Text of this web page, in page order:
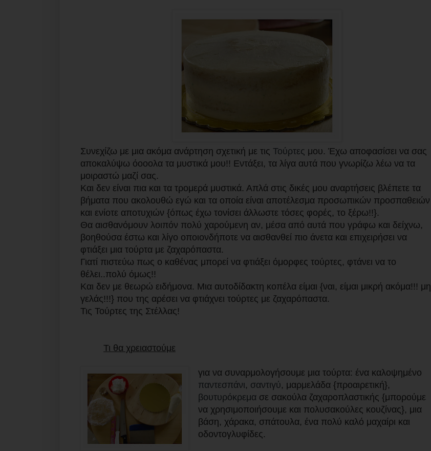
Συνεχίζω με μια ακόμα ανάρτηση σχετική με τις Τούρτες μου. Έχω αποφασίσει να σας
αποκαλύψω όοοολα τα μυστικά μου!! Εντάξει, τα λίγα αυτά που γνωρίζω λέω να τα
μοιραστώ μαζί σας.
Και δεν είναι πια και τα τρομερά μυστικά. Απλά στις δικές μου αναρτήσεις βλέπετε τα
βήματα που ακολουθώ εγώ και τα οποία είναι αποτέλεσμα προσωπικών προσπαθειών
και ενίοτε αποτυχιών {όπως έχω τονίσει άλλωστε τόσες φορές, το ξέρω!!}.
Θα αισθανόμουν λοιπόν πολύ χαρούμενη αν, μέσα από αυτά που γράφω και δείχνω,
βοηθούσα έστω και λίγο οποιονδήποτε να αισθανθεί πιο άνετα και επιχειρήσει να
φτιάξει μια τούρτα με ζαχαρόπαστα.
Γιατί πιστεύω πως ο καθένας μπορεί να φτιάξει όμορφες τούρτες, φτάνει να το
θέλει..πολύ όμως!!
Και δεν με θεωρώ ειδήμονα. Μια αυτοδίδακτη κοπέλα είμαι {ναι, είμαι μικρή ακόμα!!! μη
γελάς!!!} που της αρέσει να φτιάχνει τούρτες με ζαχαρόπαστα.
Τις Τούρτες της Στέλλας!
Τι θα χρειαστούμε
για να συναρμολογήσουμε μια τούρτα: ένα καλοψημένο
παντεσπάνι, σαντιγύ, μαρμελάδα {προαιρετική},
βουτυρόκρεμασε σακούλα ζαχαροπλαστικής {μπορούμε
να χρησιμοποιήσουμε και πολυσακούλες κουζίνας}, μια
βάση, χάρακα, σπάτουλα, ένα πολύ καλό μαχαίρι και
οδοντογλυφίδες.